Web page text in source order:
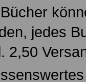
jedes
2,50